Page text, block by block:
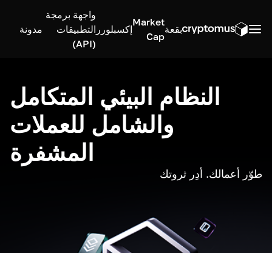
بقعة
Market
Cap
إكسبلورر
واجهة برمجة
التطبيقات
(API)
مدونة
النظام البيئي المتكامل
والشامل للعملات
المشفرة
طوّر أعمالك. أدِر ثروتك